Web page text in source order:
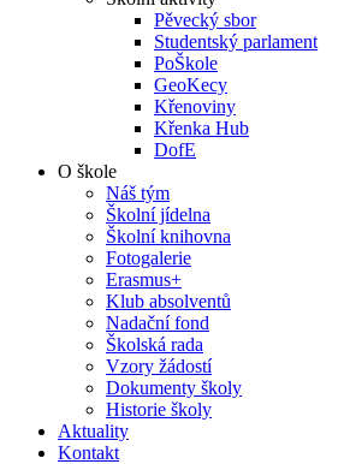
Pěvecký sbor
Studentský parlament
PoŠkole
GeoKecy
Křenoviny
Křenka Hub
DofE
O škole
Náš tým
Školní jídelna
Školní knihovna
Fotogalerie
Erasmus+
Klub absolventů
Nadační fond
Školská rada
Vzory žádostí
Dokumenty školy
Historie školy
Aktuality
Kontakt